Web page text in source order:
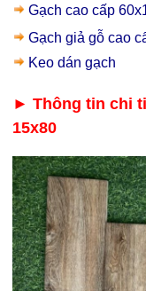
Gạch cao cấp
Gạch giả gỗ cao
Keo dán gạch
► Thông tin chi
15x80